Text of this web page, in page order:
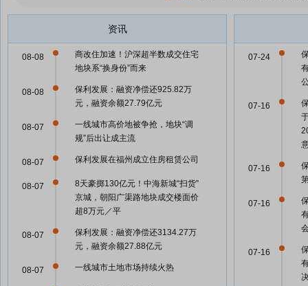
资讯
商改住加速！沪深超半数成交住宅
地块系“换身份”而来
08-08
保利发展：融资净偿还925.82万
元，融资余额27.79亿元
08-08
一线城市高价地被争抢，地块“调
规”后出让成主流
08-07
保利发展在福州成立住房租赁公司
08-07
8天豪掷130亿元！中海新城“扫货”
京城，朝阳广渠路地块成交楼面价
超8万元／平
08-07
保利发展：融资净偿还3134.27万
元，融资余额27.88亿元
08-07
一线城市土地市场持续火热
08-07
07-24
07-16
07-16
07-16
07-16